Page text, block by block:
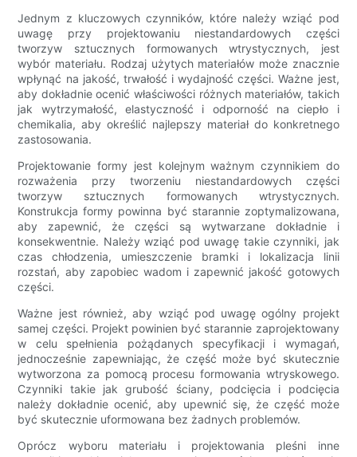
Jednym z kluczowych czynników, które należy wziąć pod
uwagę przy projektowaniu niestandardowych części
tworzyw sztucznych formowanych wtrystycznych, jest
wybór materiału. Rodzaj użytych materiałów może znacznie
wpłynąć na jakość, trwałość i wydajność części. Ważne jest,
aby dokładnie ocenić właściwości różnych materiałów, takich
jak wytrzymałość, elastyczność i odporność na ciepło i
chemikalia, aby określić najlepszy materiał do konkretnego
zastosowania.
Projektowanie formy jest kolejnym ważnym czynnikiem do
rozważenia przy tworzeniu niestandardowych części
tworzyw sztucznych formowanych wtrystycznych.
Konstrukcja formy powinna być starannie zoptymalizowana,
aby zapewnić, że części są wytwarzane dokładnie i
konsekwentnie. Należy wziąć pod uwagę takie czynniki, jak
czas chłodzenia, umieszczenie bramki i lokalizacja linii
rozstań, aby zapobiec wadom i zapewnić jakość gotowych
części.
Ważne jest również, aby wziąć pod uwagę ogólny projekt
samej części. Projekt powinien być starannie zaprojektowany
w celu spełnienia pożądanych specyfikacji i wymagań,
jednocześnie zapewniając, że część może być skutecznie
wytworzona za pomocą procesu formowania wtryskowego.
Czynniki takie jak grubość ściany, podcięcia i podcięcia
należy dokładnie ocenić, aby upewnić się, że część może
być skutecznie uformowana bez żadnych problemów.
Oprócz wyboru materiału i projektowania pleśni inne